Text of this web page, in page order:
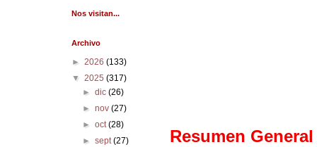
Resumen
Nos visitan...
Archivo
►2026(133)
▼2025(317)
► dic (26)
► nov (27)
► oct(28)
► sept(27)